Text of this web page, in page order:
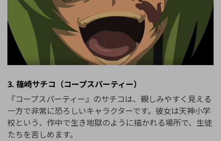
3. 篠崎サチコ（コープスパーティー）
『コープスパーティー』のサチコは、親しみやすく見える
一方で非常に恐ろしいキャラクターです。彼女は天神小学
校という、作中で生き地獄のように描かれる場所で、生徒
たちを苦しめます。